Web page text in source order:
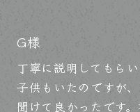
G様
丁寧に説明してもらい
子供もいたのですが
聞けて良かったです